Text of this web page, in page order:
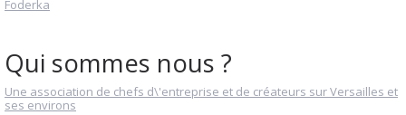
Foderka
Qui sommes nous ?
Une association de chefs d\'entreprise et de créateurs sur Versailles et
ses environs